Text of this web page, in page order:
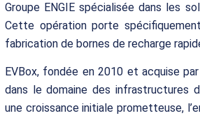
Groupe ENGIE spécialisée dans les
Cette opération porte
fabrication de bornes de recharge
EVBox, fondée en 2010 et acquise
dans le domaine des infrastructures
une croissance initiale prometteuse,